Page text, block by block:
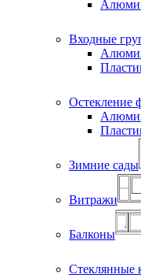
Входные
Остекление
Зимние сады
Витражи
Балконы
Стеклянные